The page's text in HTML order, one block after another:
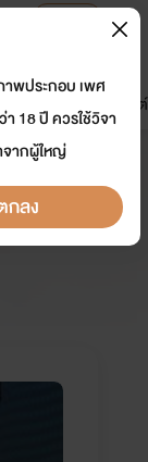
มาใหม่
ดรีมแชท ธัญลิสต์
ปัก
าพประกอบ เพศ
18 ปี ควรใช้วิจา
ากผู้ใหญ่
กลง